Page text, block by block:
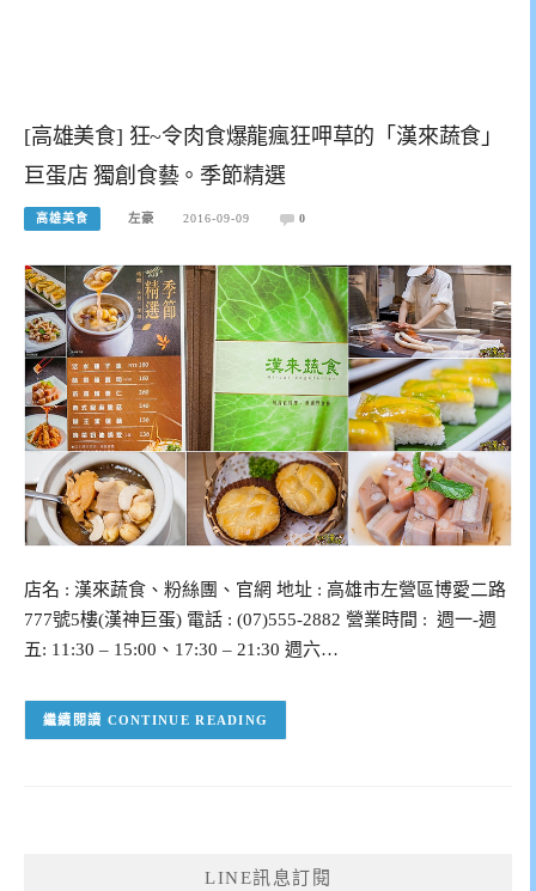
[高雄美食] 狂~令肉食爆龍瘋狂呷草的「漢來蔬食」
巨蛋店 獨創食藝。季節精選
高雄美食 左豪 2016-09-09 0
店名 : 漢來蔬食、粉絲團、官網 地址 : 高雄市左營區博愛二路
777號5樓(漢神巨蛋) 電話 : (07)555-2882 營業時間 : 週一-週
五: 11:30 – 15:00、17:30 – 21:30 週六…
CONTINUE READING
LINE訊息訂閱